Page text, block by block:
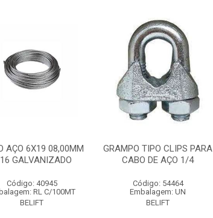
AÇO 6X19 08,00MM
GALVANIZADO
Código: 40945
RL C/100MT
BELIFT
GRAMPO TIPO CLIPS PARA
CABO DE AÇO 1/4
Código: 54464
Embalagem: UN
BELIFT